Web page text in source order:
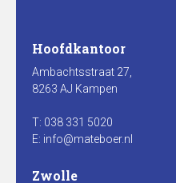
Hoofdkantoor
Ambachtsstraat 27,
8263 AJ Kampen
T: 038 331 5020
E: info@mateboer.nl
Zwolle